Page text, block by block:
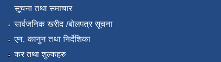
सूचना तथा समाचार
सार्वजनिक खरीद /बोलपत्र सूचना
एन, कानुन तथा निर्देशिका
कर तथा शुल्कहरु